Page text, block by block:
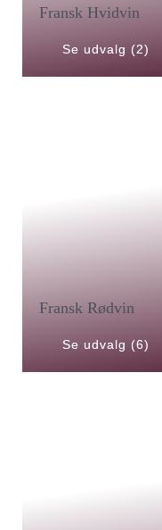
Fransk Hvidvin
Se udvalg (2)
Fransk Rødvin
Se udvalg (6)